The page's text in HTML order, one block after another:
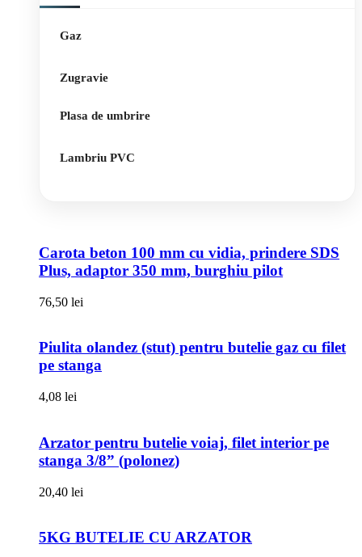
Gaz
Zugravie
Plasa de umbrire
Lambriu PVC
Carota beton 100 mm cu vidia, prindere SDS
Plus, adaptor 350 mm, burghiu pilot
76,50 lei
Piulita olandez (stut) pentru butelie gaz cu filet
pe stanga
4,08 lei
Arzator pentru butelie voiaj, filet interior pe
stanga 3/8” (polonez)
20,40 lei
5KG BUTELIE CU ARZATOR